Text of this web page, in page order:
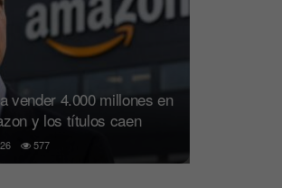
vender 4.000 millones en
y los títulos caen
577